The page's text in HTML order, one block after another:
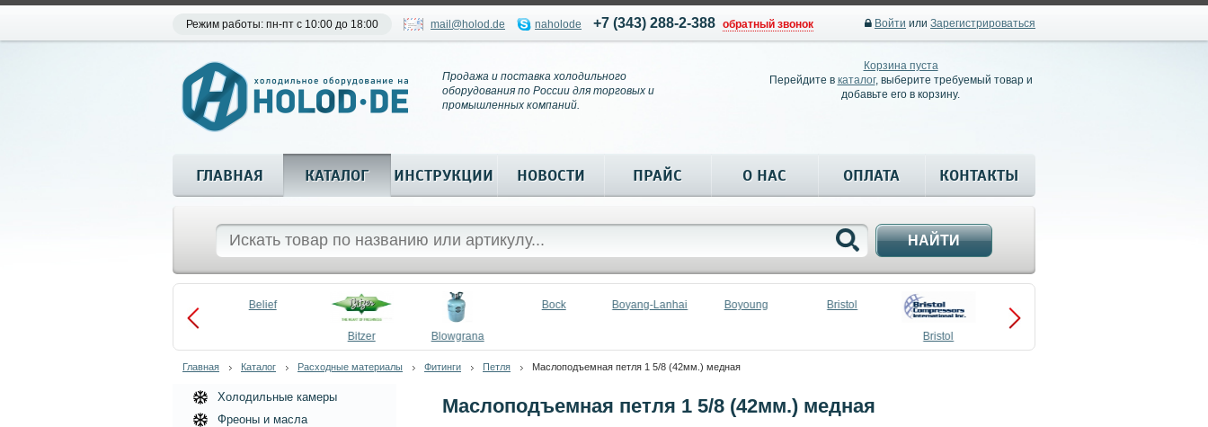
Режим работы: пн-пт с 10:00 до 18:00 mail@holod.de naholode +7 (343) 288-2-388 обратный звонок Войти или Зарегистрироваться
Продажа и поставка холодильного
оборудования по России для торговых и
промышленных компаний.
Корзина пуста
Перейдите в каталог, выберите требуемый товар и
добавьте его в корзину.
ГЛАВНАЯ КАТАЛОГ ИНСТРУКЦИИ НОВОСТИ ПРАЙС О НАС ОПЛАТА КОНТАКТЫ
НАЙТИ
Belief
Bitzer Blowgrana
Bock Boyang-Lanhai Boyoung Bristol
Bristol
Compressors
Главная Каталог Расходные материалы Фитинги Петля Маслоподъемная петля 1 5/8 (42мм.) медная
Маслоподъемная петля 1 5/8 (42мм.) медная
Холодильные камеры
Фреоны и масла